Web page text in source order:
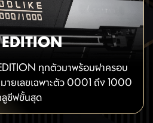
ทุกตัวมาพร้อมฝาครอบ
ยเลขเฉพาะตัว 0001 ถึง 1000
ลูซีฟขั้นสุด